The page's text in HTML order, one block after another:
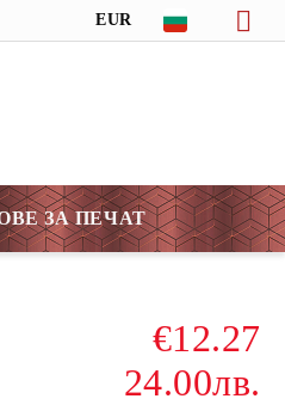
EUR
ЗА ПЕЧАТ
€12.27
24.00лв.